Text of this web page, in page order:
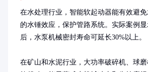
在水处理行业，智能软起动器能有效避
的水锤效应，保护管路系统。实际案例
后，水泵机械密封寿命可延长30%以上。
在矿山和水泥行业，大功率破碎机、球